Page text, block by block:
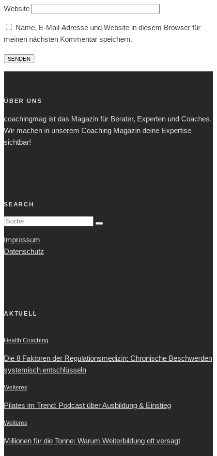
Website
Name, E-Mail-Adresse und Website in diesem Browser für
meinen nächsten Kommentar speichern.
ÜBER UNS
coachingmag ist das Magazin für Berater, Experten und Coaches.
Wir machen in unserem Coaching Magazin deine Expertise
sichtbar!
SEARCH
Impressum
Datenschutz
AKTUELL
Health Coaching
Die 8 Faktoren der Regulationsmedizin: Chronische Beschwerden
systemisch entschlüsseln
Weiteres
Pilates im Trend: Podcast über Ausbildung & Einstieg
Weiteres
Millionen für die Tonne: Warum Weiterbildung oft versagt